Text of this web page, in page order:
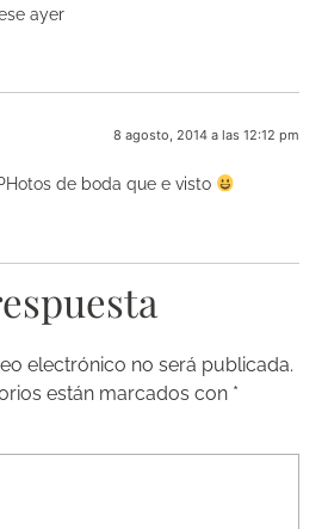
ayer
8 agosto, 2014 a las 12:12 pm
de boda que e visto
electrónico no será publicada.
están marcados con *